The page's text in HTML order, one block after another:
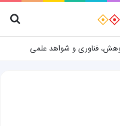
فناوری و شواهد علمی